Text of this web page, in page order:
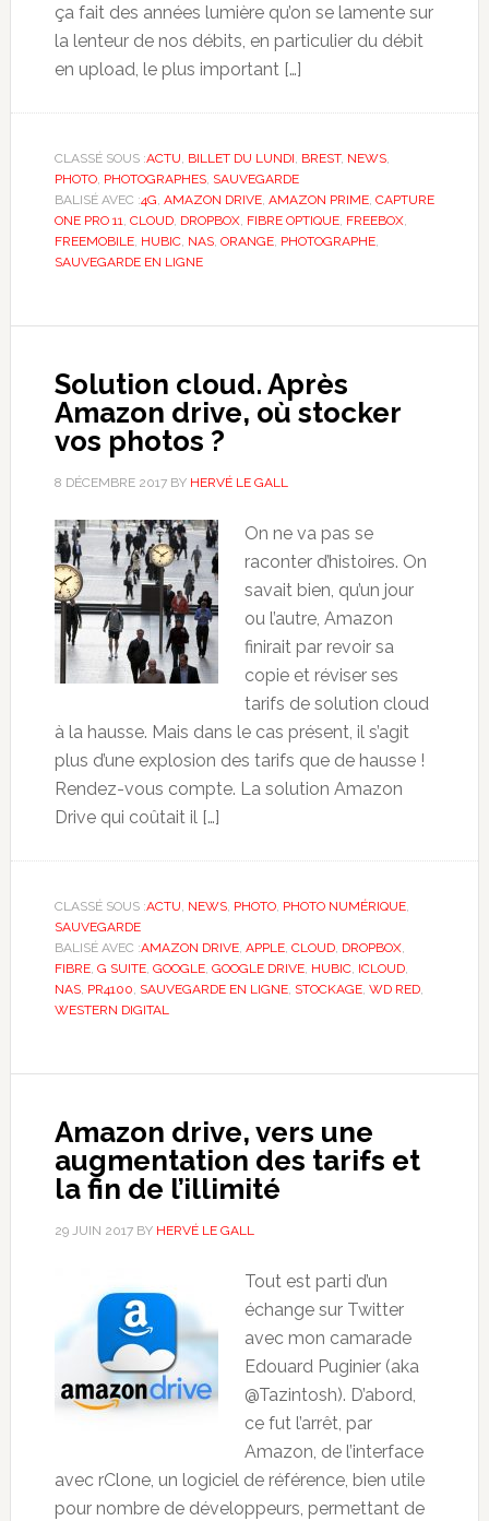
ça fait des années lumière qu’on se lamente sur
la lenteur de nos débits, en particulier du débit
en upload, le plus important […]
CLASSÉ SOUS :ACTU BILLET DU LUNDI BREST, NEWS,
PHOTO, PHOTOGRAPHES, SAUVEGARDE
BALISÉ AVEC :4G AMAZON DRIVE, AMAZON PRIME, CAPTURE
ONE PRO 11 CLOUD, DROPBOX, FIBRE OPTIQUE, FREEBOX,
FREEMOBILE, HUBIC, NAS, ORANGE, PHOTOGRAPHE,
SAUVEGARDE EN LIGNE
Solution cloud. Après
Amazon drive, où stocker
vos photos ?
8 DÉCEMBRE 2017BY HERVÉ LE GALL
On ne va pas se
raconter d’histoires. On
savait bien, qu’un jour
ou l’autre, Amazon
finirait par revoir sa
copie et réviser ses
tarifs de solution cloud
à la hausse. Mais dans le cas présent, il s’agit
plus d’une explosion des tarifs que de hausse !
Rendez-vous compte. La solution Amazon
Drive qui coûtait il […]
CLASSÉ SOUS :ACTU NEWS, PHOTO, PHOTO NUMÉRIQUE,
SAUVEGARDE
BALISÉ AVEC :AMAZON DRIVE, APPLE, CLOUD, DROPBOX,
FIBRE, G SUITE, GOOGLE, GOOGLE DRIVE, HUBIC, ICLOUD,
NAS, PR4100 SAUVEGARDE EN LIGNE, STOCKAGE, WD RED,
WESTERN DIGITAL
Amazon drive, vers une
augmentation des tarifs et
la fin de l’illimité
29 JUIN 2017BY HERVÉ LE GALL
Tout est parti d’un
échange sur Twitter
avec mon camarade
Edouard Puginier (aka
@Tazintosh). D’abord,
ce fut l’arrêt, par
Amazon, de l’interface
avec rClone, un logiciel de référence, bien utile
pour nombre de développeurs, permettant de